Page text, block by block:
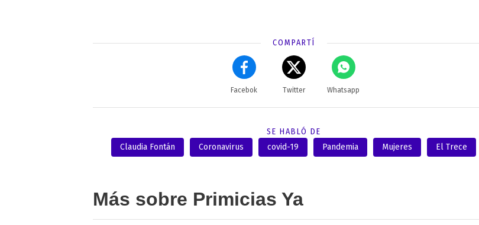
COMPARTÍ
Facebok Twitter Whatsapp
SE HABLÓ DE
Claudia Fontán
Coronavirus covid-19 Pandemia Mujeres El Trece
Más sobre Primicias Ya